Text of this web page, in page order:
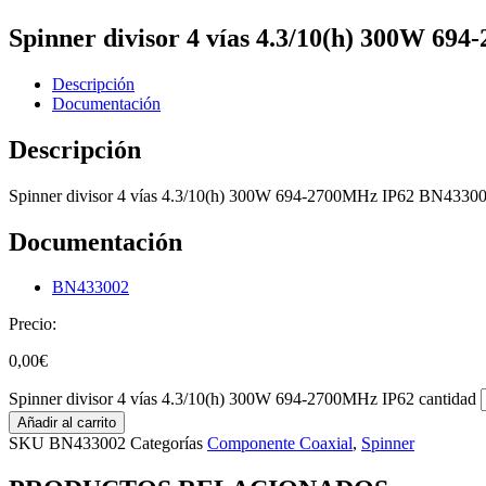
Spinner divisor 4 vías 4.3/10(h) 300W
Descripción
Documentación
Descripción
Spinner divisor 4 vías 4.3/10(h) 300W 694-2700MHz IP62
Documentación
BN433002
Precio:
0,00€
Spinner divisor 4 vías 4.3/10(h) 300W 694-2700MHz IP62 cantidad
Añadir al carrito
SKU BN433002 Categorías Componente Coaxial, Spinner